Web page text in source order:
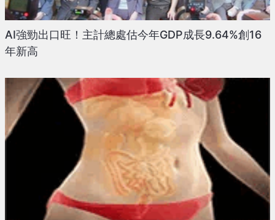
AI強勁出口旺！主計總處估今年GDP成長9.64%創16
年新高